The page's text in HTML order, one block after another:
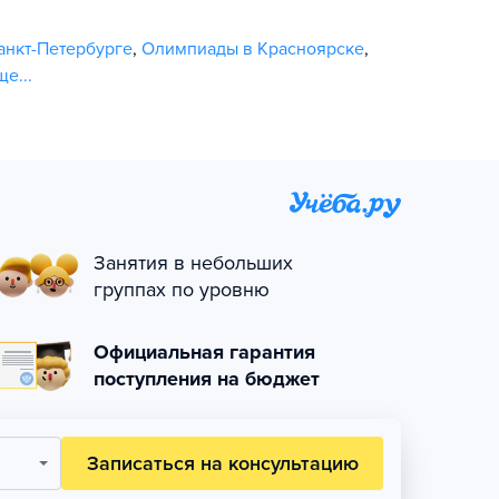
Петербурге, Олимпиады в Красноярске,
Занятия в небольших
группах по уровню
Официальная гарантия
поступления на бюджет
Записаться на консультацию